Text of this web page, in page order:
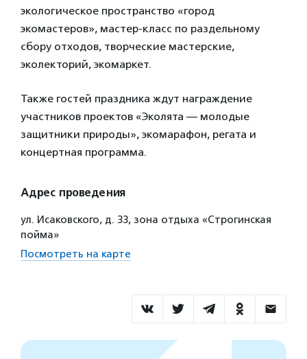
экологическое пространство «город
экомастеров», мастер-класс по раздельному
сбору отходов, творческие мастерские,
эколекторий, экомаркет.
Также гостей праздника ждут награждение
участников проектов «Эколята — молодые
защитники природы», экомарафон, регата и
концертная программа.
Адрес проведения
ул. Исаковского, д. 33, зона отдыха «Строгинская
пойма»
Посмотреть на карте